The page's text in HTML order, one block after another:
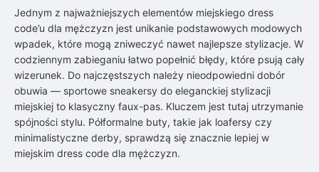
Jednym z najważniejszych elementów miejskiego dress
code’u dla mężczyzn jest unikanie podstawowych modowych
wpadek, które mogą zniweczyć nawet najlepsze stylizacje. W
codziennym zabieganiu łatwo popełnić błędy, które psują cały
wizerunek. Do najczęstszych należy nieodpowiedni dobór
obuwia — sportowe sneakersy do eleganckiej stylizacji
miejskiej to klasyczny faux-pas. Kluczem jest tutaj utrzymanie
spójności stylu. Półformalne buty, takie jak loafersy czy
minimalistyczne derby, sprawdzą się znacznie lepiej w
miejskim dress code dla mężczyzn.